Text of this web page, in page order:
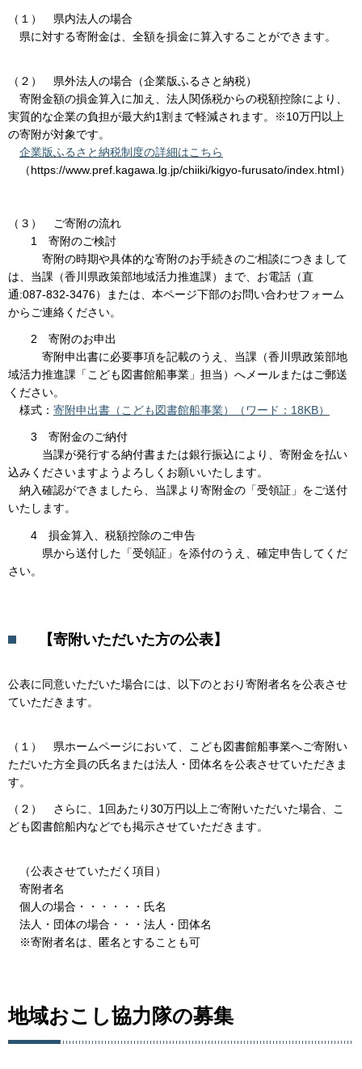
（１） 県内法人の場合
県に対する寄附金は、全額を損金に算入することができます。
（２） 県外法人の場合（企業版ふるさと納税）
寄附金額の損金算入に加え、法人関係税からの税額控除により、
実質的な企業の負担が最大約1割まで軽減されます。※10万円以上
の寄附が対象です。
企業版ふるさと納税制度の詳細はこちら
（https://www.pref.kagawa.lg.jp/chiiki/kigyo-furusato/index.html）
（３） ご寄附の流れ
1 寄附のご検討
寄附の時期や具体的な寄附のお手続きのご相談につきまして
は、当課（香川県政策部地域活力推進課）まで、お電話（直
通:087-832-3476）または、本ページ下部のお問い合わせフォーム
からご連絡ください。
2 寄附のお申出
寄附申出書に必要事項を記載のうえ、当課（香川県政策部地
域活力推進課「こども図書館船事業」担当）へメールまたはご郵送
ください。
様式： 寄附申出書（こども図書館船事業）（ワード：18KB）
3 寄附金のご納付
当課が発行する納付書または銀行振込により、寄附金を払い
込みくださいますようよろしくお願いいたします。
納入確認ができましたら、当課より寄附金の「受領証」をご送付
いたします。
4 損金算入、税額控除のご申告
県から送付した「受領証」を添付のうえ、確定申告してくだ
さい。
【寄附いただいた方の公表】
公表に同意いただいた場合には、以下のとおり寄附者名を公表させ
ていただきます。
（１） 県ホームページにおいて、こども図書館船事業へご寄附い
ただいた方全員の氏名または法人・団体名を公表させていただきま
す。
（２） さらに、1回あたり30万円以上ご寄附いただいた場合、こ
ども図書館船内などでも掲示させていただきます。
（公表させていただく項目）
寄附者名
個人の場合・・・・・・氏名
法人・団体の場合・・・法人・団体名
※寄附者名は、匿名とすることも可
地域おこし協力隊の募集